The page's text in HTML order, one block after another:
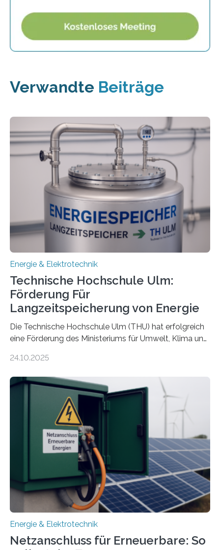
Verwandte Beiträge
Energie & Elektrotechnik
Technische Hochschule Ulm:
Förderung Für
Langzeitspeicherung von Energie
Die Technische Hochschule Ulm (THU) hat erfolgreich
eine Förderung des Ministeriums für Umwelt, Klima und
Forschungsprojekt „LAGER – Langzeitspeicherung in
Quartieren“ eingeworben. Ziel des Projekts ist die
Entwicklung, Erprobung und Demonstration von
Konzepten zur langfristigen Energiespeicherung in
sektorübergreifend vernetzten Energiesystemen. Das
Projekt startete am 15. Oktober 2025, hat eine Laufzeit
von drei Jahren und ein Gesamtvolumen von rund 2,9
Millionen Euro, wovon 2,6 Millionen Euro durch das
Ministerium für Umwelt, Klima und…
24.10.2025
Energie & Elektrotechnik
Netzanschluss für Erneuerbare: So